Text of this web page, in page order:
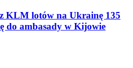
KLM lotów na Ukrainę 135
do ambasady w Kijowie